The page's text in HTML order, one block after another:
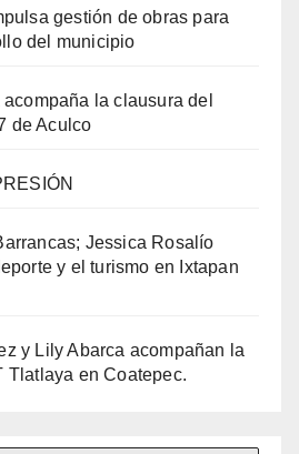
gestión de obras para
del municipio
la clausura del
de Aculco
Jessica Rosalío
y el turismo en Ixtapan
y Lily Abarca acompañan la
Tlatlaya en Coatepec.